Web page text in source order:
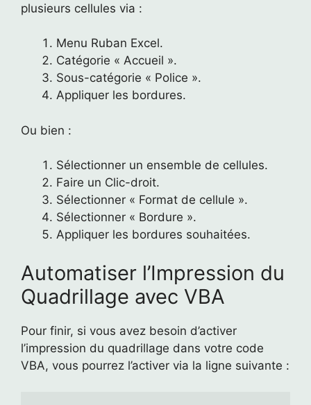
plusieurs cellules via :
Menu Ruban Excel.
Catégorie « Accueil ».
Sous-catégorie « Police ».
Appliquer les bordures.
Ou bien :
Sélectionner un ensemble de cellules.
Faire un Clic-droit.
Sélectionner « Format de cellule ».
Sélectionner « Bordure ».
Appliquer les bordures souhaitées.
Automatiser l’Impression du
Quadrillage avec VBA
Pour finir, si vous avez besoin d’activer
l’impression du quadrillage dans votre code
VBA, vous pourrez l’activer via la ligne suivante :